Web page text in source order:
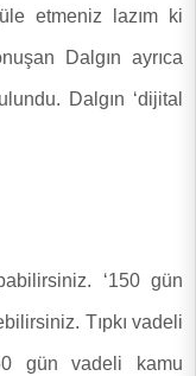
etmeniz lazım ki
Dalgın ayrıca
Dalgın ‘dijital
‘150 gün
Tıpkı vadeli
gün vadeli kamu